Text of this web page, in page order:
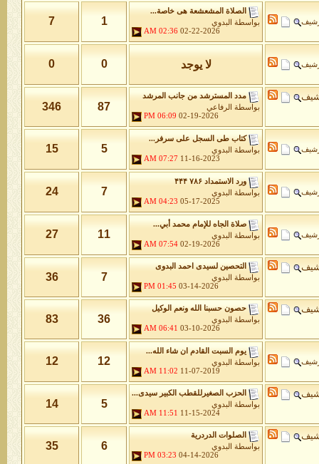
الصلاة المشعشعة هى خاصة...
بواسطة
البدوي
02-22-2026
02:36 AM
1
7
لا يوجد 0
0
مدد المسترشد من جانب المرشد
بواسطة
الرفاعي
02-19-2026
06:09 PM
87
346
كتاب طى السجل على سرفر...
بواسطة
البدوي
11-16-2023
07:27 AM
5
15
ورد الاستمداد ۷۸۶ ۴۴۴
بواسطة
البدوي
05-17-2025
04:23 AM
7
24
صلاة الجاه للإمام محمد أبي...
بواسطة
البدوي
02-19-2026
07:54 AM
11
27
التحصين لسيدى احمد البدوى
بواسطة
البدوي
03-14-2026
01:45 PM
7
36
حصون حسبنا الله ونعم الوكيل
بواسطة
البدوي
03-10-2026
06:41 AM
36
83
يوم السبت القادم ان شاء الله...
بواسطة
البدوي
11-07-2019
11:02 AM
12
12
الحزب الصغيرللقطب الكبير سيدى...
بواسطة
البدوي
11-15-2024
11:51 AM
5
14
الصلوات الدردرية
بواسطة
البدوي
04-14-2026
03:23 PM
6
35